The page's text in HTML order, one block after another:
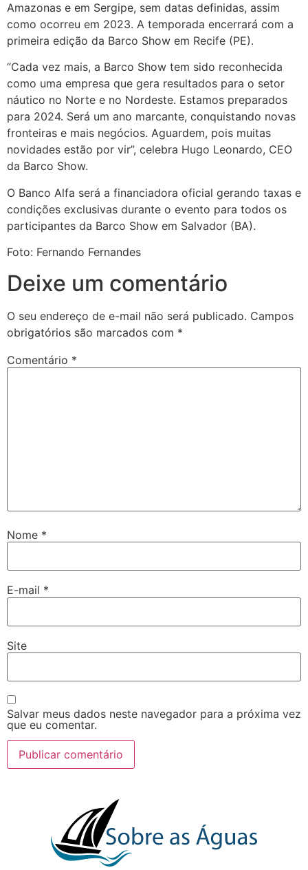
Amazonas e em Sergipe, sem datas definidas, assim
como ocorreu em 2023. A temporada encerrará com a
primeira edição da Barco Show em Recife (PE).
“Cada vez mais, a Barco Show tem sido reconhecida
como uma empresa que gera resultados para o setor
náutico no Norte e no Nordeste. Estamos preparados
para 2024. Será um ano marcante, conquistando novas
fronteiras e mais negócios. Aguardem, pois muitas
novidades estão por vir”, celebra Hugo Leonardo, CEO
da Barco Show.
O Banco Alfa será a financiadora oficial gerando taxas e
condições exclusivas durante o evento para todos os
participantes da Barco Show em Salvador (BA).
Foto: Fernando Fernandes
Deixe um comentário
O seu endereço de e-mail não será publicado. Campos
obrigatórios são marcados com *
Comentário *
Nome *
E-mail *
Site
Salvar meus dados neste navegador para a próxima vez
que eu comentar.